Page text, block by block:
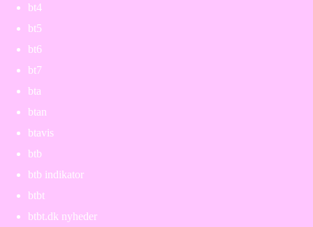
bt4
bt5
bt6
bt7
bta
btan
btavis
btb
btb indikator
btbt
btbt.dk nyheder